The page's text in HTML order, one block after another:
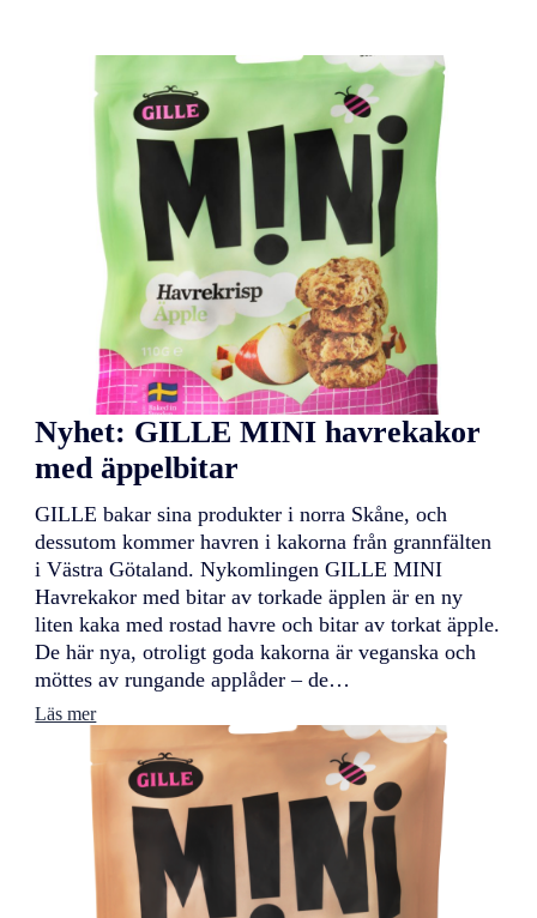
Nyhet: GILLE MINI havrekakor
med äppelbitar
GILLE bakar sina produkter i norra Skåne, och
dessutom kommer havren i kakorna från grannfälten
i Västra Götaland. Nykomlingen GILLE MINI
Havrekakor med bitar av torkade äpplen är en ny
liten kaka med rostad havre och bitar av torkat äpple.
De här nya, otroligt goda kakorna är veganska och
möttes av rungande applåder – de…
Läs mer:
G
I
L